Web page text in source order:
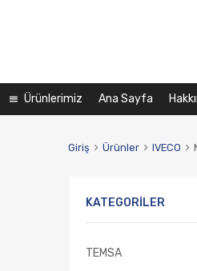
Ürünlerimiz Ana Sayfa
Giriş Ürünler IVECO
KATEGORILER
TEMSA